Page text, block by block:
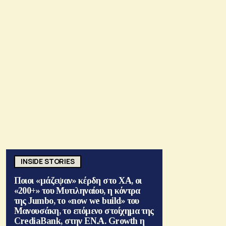
INSIDE STORIES
Ποιοι «μάζεψαν» κέρδη στο ΧΑ, οι
«200+» του Μυτιληναίου, η κόντρα
της Jumbo, το «now we build» του
Μανουσάκη, το επόμενο στοίχημα της
CrediaBank, στην ΕΝ.Α. Growth η